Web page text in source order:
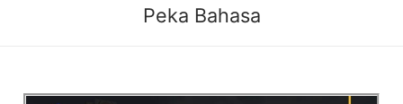
Peka Bahasa